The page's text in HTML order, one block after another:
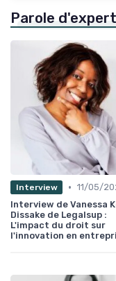
Parole
Interview • 11/05/
Interview de Vanessa
Dissake de Legalsup :
L'impact du droit sur
l'innovation en